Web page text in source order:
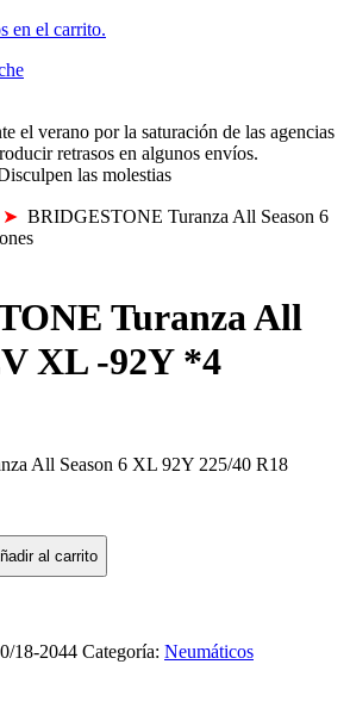
en el carrito.
el verano por la saturación de las agencias
retrasos en algunos envíos.
las molestias
➤ BRIDGESTONE Turanza All Season 6
Turanza All
XL -92Y *4
All Season 6 XL 92Y 225/40 R18
al carrito
18-2044 Categoría: Neumáticos